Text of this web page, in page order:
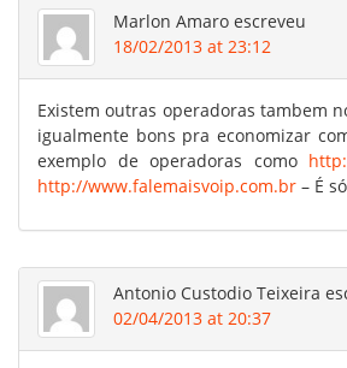
Marlon Amaro escreveu
18/02/2013 at 23:12
Existem outras operadoras tambem
igualmente bons pra economizar
exemplo de operadoras como
http://www.falemaisvoip.com.br – É
Antonio Custodio Teixeira
02/04/2013 at 20:37